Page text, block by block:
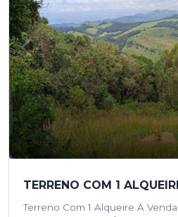
Terreno Com 1 Alqueire À